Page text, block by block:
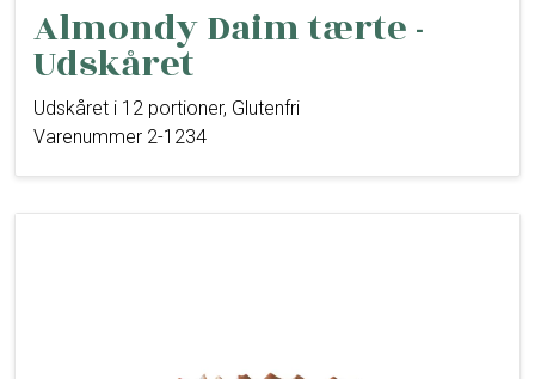
Almondy Daim tærte -
Udskåret
Udskåret i 12 portioner, Glutenfri
Varenummer 2-1234